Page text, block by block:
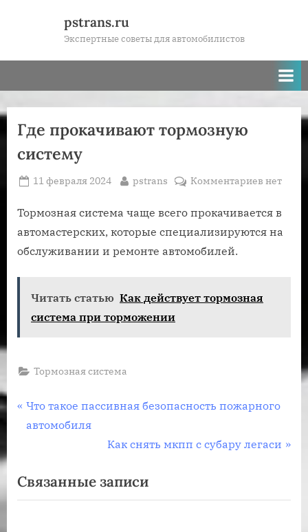
pstrans.ru
Экспертные советы для автомобилистов
Где прокачивают тормозную
систему
Posted
11 февраля 2024 By
pstrans Комментариевк
Где
нет
Тормозная система чаще всего прокачивается в
автомастерских, которые специализируются на
обслуживании и ремонте автомобилей.
Читать статью Как действует тормозная
система при торможении
Тормозная система
Навигация
П
р
ы
д
Что такое пассивная безопасность пожарного
автомобиля
С
е
д
Как снять мкпп с субару легаси
Связанные записи